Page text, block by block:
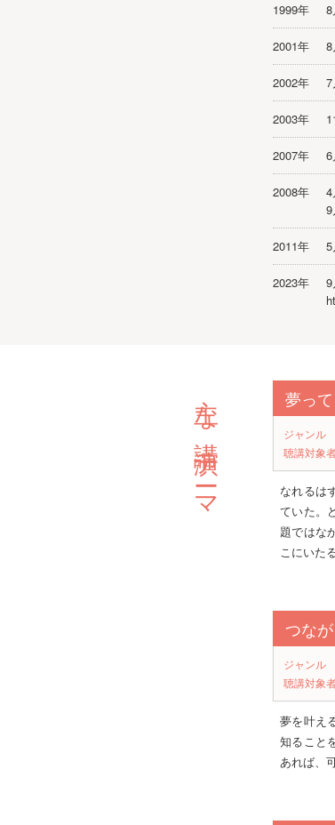
1999年
2001年
2002年
2003年
2007年
2008年
2011年
2023年
主な講演テーマ 夢っ
ジャンル
聴講対象
なれるは
ていた。
題ではな
こにいた
つな
ジャンル
聴講対象
夢を叶え
知ること
あれば、